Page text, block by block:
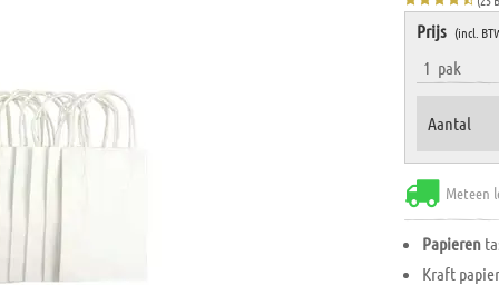
Prijs (incl.
1 pak
Aantal
Meteen
Papieren
Kraft